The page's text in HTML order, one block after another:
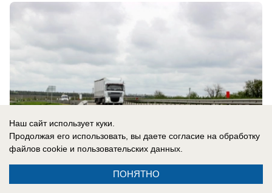
Наш сайт использует куки.
Продолжая его использовать, вы даете согласие на обработку
файлов cookie и пользовательских данных.
ПОНЯТНО